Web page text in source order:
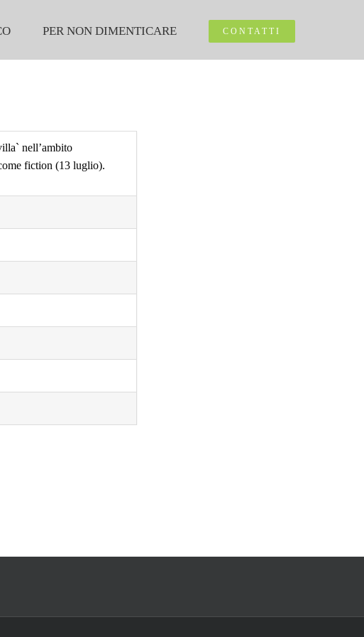
PER NON DIMENTICARE CONTATTI
nell’ambito
fiction (13 luglio).